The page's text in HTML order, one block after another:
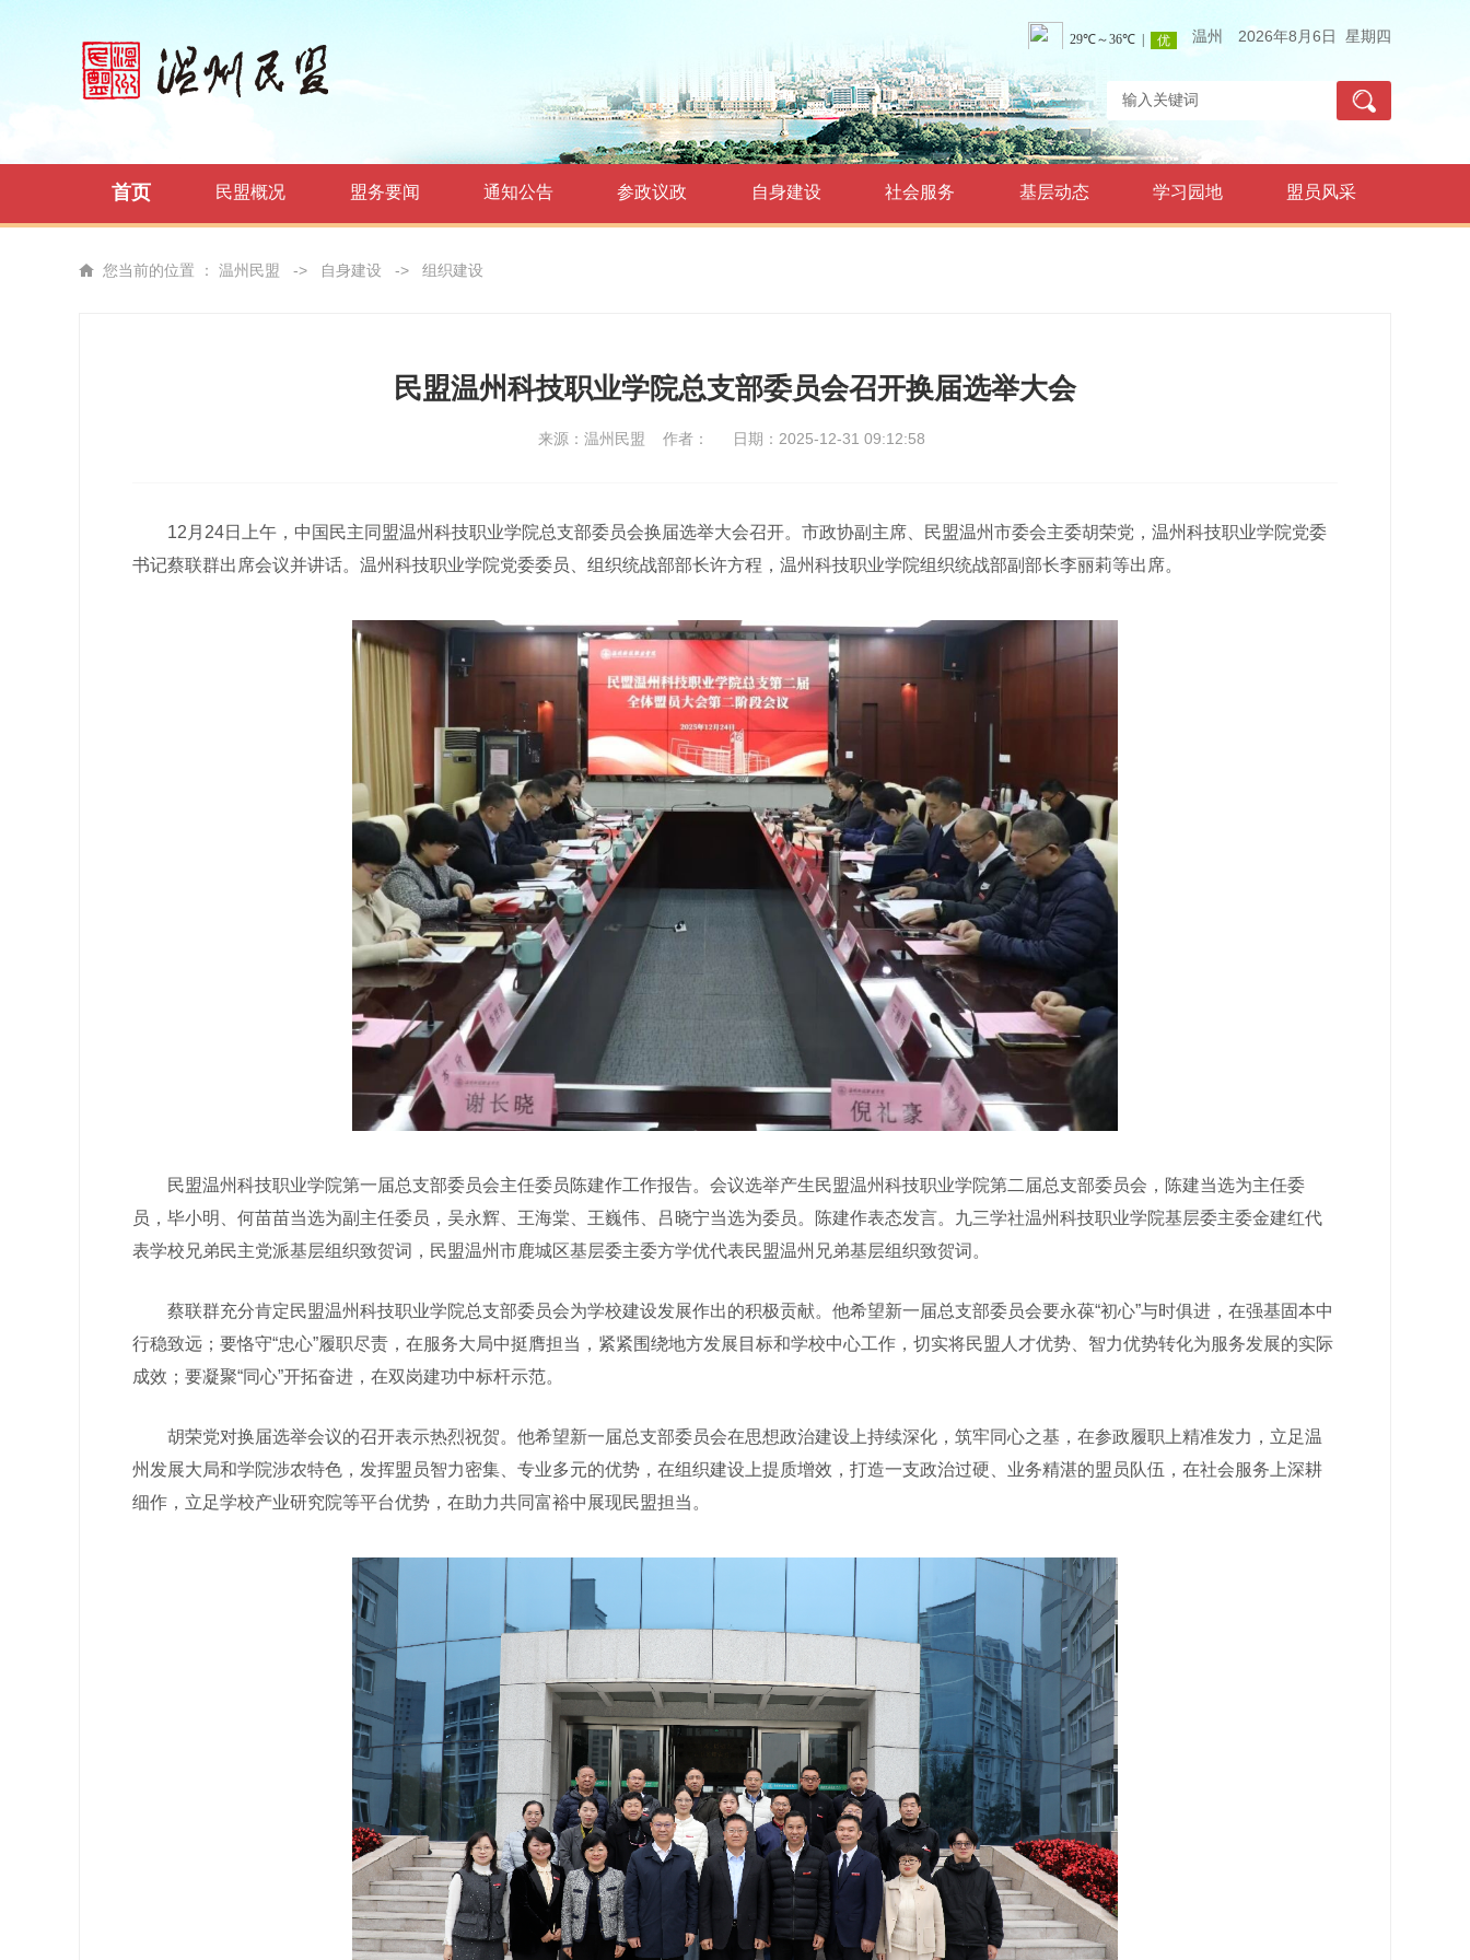
温州 2026年8月6日 星期四
首页 民盟概况 盟务要闻 通知公告 参政议政 自身建设 社会服务 基层动态 学习园地 盟员风采
您当前的位置 ： 温州民盟 -> 自身建设 -> 组织建设
民盟温州科技职业学院总支部委员会召开换届选举大会
来源：温州民盟 作者： 日期：2025-12-31 09:12:58
12月24日上午，中国民主同盟温州科技职业学院总支部委员会换届选举大会召开。市政协副主席、民盟温州市委会主委胡荣党，温州科技职业学院党委
书记蔡联群出席会议并讲话。温州科技职业学院党委委员、组织统战部部长许方程，温州科技职业学院组织统战部副部长李丽莉等出席。
民盟温州科技职业学院第一届总支部委员会主任委员陈建作工作报告。会议选举产生民盟温州科技职业学院第二届总支部委员会，陈建当选为主任委
员，毕小明、何苗苗当选为副主任委员，吴永辉、王海棠、王巍伟、吕晓宁当选为委员。陈建作表态发言。九三学社温州科技职业学院基层委主委金建红代
表学校兄弟民主党派基层组织致贺词，民盟温州市鹿城区基层委主委方学优代表民盟温州兄弟基层组织致贺词。
蔡联群充分肯定民盟温州科技职业学院总支部委员会为学校建设发展作出的积极贡献。他希望新一届总支部委员会要永葆“初心”与时俱进，在强基固本中
行稳致远；要恪守“忠心”履职尽责，在服务大局中挺膺担当，紧紧围绕地方发展目标和学校中心工作，切实将民盟人才优势、智力优势转化为服务发展的实际
成效；要凝聚“同心”开拓奋进，在双岗建功中标杆示范。
胡荣党对换届选举会议的召开表示热烈祝贺。他希望新一届总支部委员会在思想政治建设上持续深化，筑牢同心之基，在参政履职上精准发力，立足温
州发展大局和学院涉农特色，发挥盟员智力密集、专业多元的优势，在组织建设上提质增效，打造一支政治过硬、业务精湛的盟员队伍，在社会服务上深耕
细作，立足学校产业研究院等平台优势，在助力共同富裕中展现民盟担当。